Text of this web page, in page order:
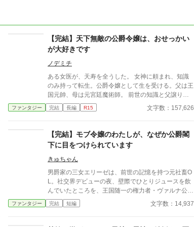
【完結】天下無敵の公爵令嬢は、おせっかい
が大好きです
ノデミチ
ある女医が、天寿を全うした。 女神に頼まれ、知識
のみ持って転生。公爵令嬢として生を受ける。父は王
国元帥、母は元宮廷魔術師。 前世の知識と父譲りの
剣技体力、母譲りの魔法魔力。権力もあって、好き勝
手生きられるのに、おせっかいが大好き。幼馴染の二
嬢の物語。 アルファポリスOnly 2019/4/21 完結しま
した。 沢山のお気に入り、本当に感謝します。 7月よ
り連載中に戻し、拾異伝スタートします。 2021年9
月。 ファンタジー小説大賞投票御礼として外伝スタ
ート。主要キャラから見たリスティア達を描いてま
す。 10月、再び完結に戻します。 御声援御愛読あり
がとうございました。
ファンタジー 完結 長編 R15 文字数：157,626
【完結】モブ令嬢のわたしが、なぜか公爵閣
下に目をつけられています
きゅちゃん
男爵家の三女エリーゼは、前世の記憶を持つ元社畜O
L。社交界デビューの夜、壁際でひとりジュースを飲
んでいたところを、王国随一の権力者・ヴァルナ公爵
カイルにスカウトされる。魔法省の研究員として採用
されたエリーゼは、三年間誰も気づかなかった計算の
ファンタジー 完結 短編 文字数：14,937